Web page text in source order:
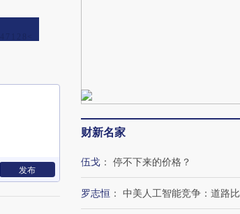
发布
财新名家
伍戈 ： 停不下来的价格？
罗志恒 ： 中美人工智能竞争：道路